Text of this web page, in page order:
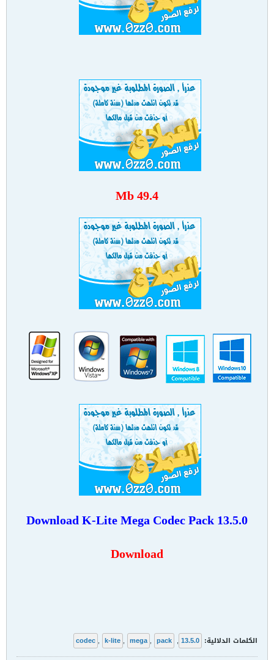
49.4 Mb
Download K-Lite Mega Codec Pack 13.5.0
Download
الكلمات الدلالية: 13.5.0
,
codec , k-lite , mega , pack